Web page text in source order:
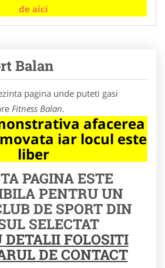
de aici
Balan
pagina unde puteti gasi
Fitness Balan.
afacerea
iar locul este
liber
PAGINA ESTE
PENTRU UN
DE SPORT DIN
SELECTAT
DETALII FOLOSITI
DE CONTACT